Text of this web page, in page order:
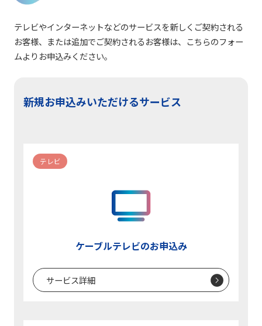
テレビやインターネットなどのサービスを新しくご契約される
お客様、または追加でご契約されるお客様は、こちらのフォー
ムよりお申込みください。
新規お申込みいただけるサービス
テレビ
ケーブルテレビのお申込み
サービス詳細